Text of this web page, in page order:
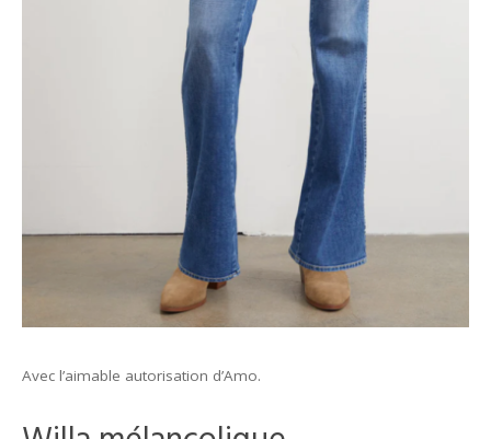
Avec l’aimable autorisation d’Amo.